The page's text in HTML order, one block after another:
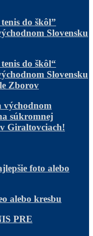
do škôl”
Slovensku
do škôl“
Slovensku
Zborov
východnom
súkromnej
Giraltovciach!
foto alebo
alebo kresbu
PRE